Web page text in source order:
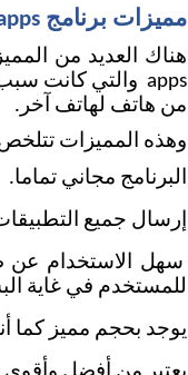
مميزات برنامج share apps
من هاتف لهاتف آخر.
وهذه المميزات
البرنامج مجاني تماما.
إرسال جميع
للمستخدم في غاية
يوجد بحجم مميز كما